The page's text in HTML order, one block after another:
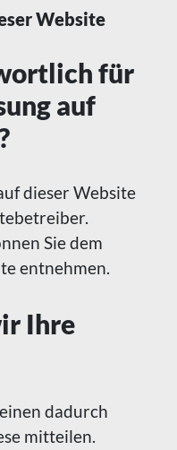
Website
für
auf
dieser Website
Sie dem
entnehmen.
Ihre
dadurch
mitteilen.